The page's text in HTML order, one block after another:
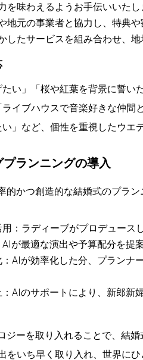
を味わえるようお手伝いいたし
地元の事業者と協力し、特典
したサービスを組み合わせ、地
たい」「桜や紅葉を背景に誓
イブハウスで音楽好きな仲
」など、個性を重視したウエ
ランニングの導入
的かつ創造的な結婚式のプラン
：ラディーブがプロデュー
が最適な演出や予算配分を提案
AIが効率化した分、プランナ
AIのサポートにより、新郎新
ジーを取り入れることで、結
をいち早く取り入れ、世界に